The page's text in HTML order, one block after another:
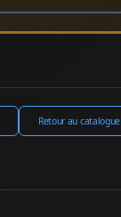
Retour au catalogue